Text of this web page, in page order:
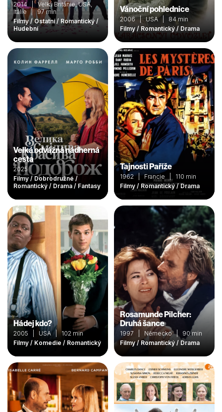
2014 | Velká Británie, USA,
Itálie | 97 min
Filmy / Ostatní / Romantický /
Hudební
Vánoční pohlednice
2006 | USA | 84 min
Filmy / Romantický / Drama
Velká odvážná nádherná
cesta
2025
Filmy / Dobrodružné /
Romantický / Drama / Fantasy
Tajnosti Paříže
1962 | Francie | 110 min
Filmy / Romantický / Drama
Hádej kdo?
2005 | USA | 102 min
Filmy / Komedie / Romantický
Rosamunde Pilcher:
Druhá šance
1997 | Německo | 90 min
Filmy / Romantický / Drama